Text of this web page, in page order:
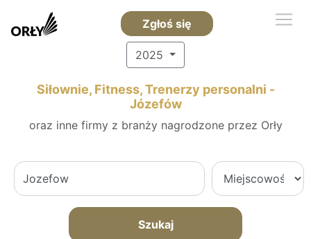
Zgłoś się
2025
Siłownie, Fitness, Trenerzy personalni -
Józefów
oraz inne firmy z branży nagrodzone przez Orły
Szukaj